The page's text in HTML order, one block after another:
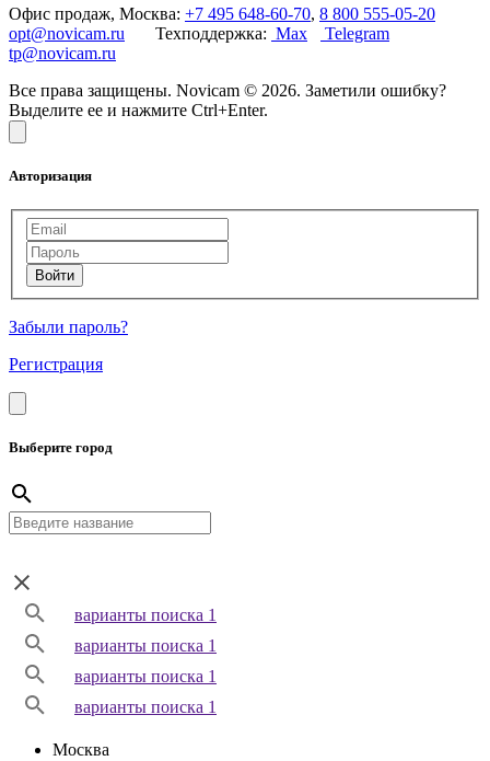
Офис продаж, Москва: +7 495 648-60-70, 8 800 555-05-20
opt@novicam.ru Техподдержка: Max
Telegram
tp@novicam.ru
Все права защищены. Novicam © 2026. Заметили ошибку?
Выделите ее и нажмите Ctrl+Enter.
Авторизация
Забыли пароль?
Регистрация
Выберите город
варианты поиска 1
варианты поиска 1
варианты поиска 1
варианты поиска 1
Москва